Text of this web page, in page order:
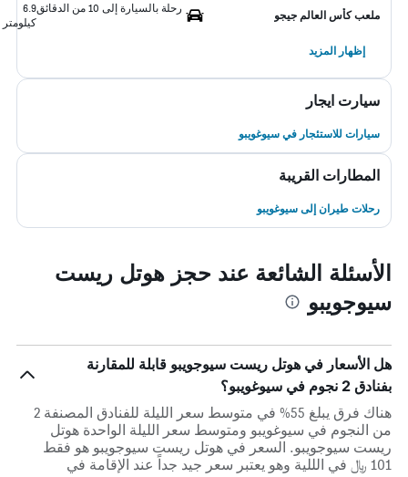
ملعب كأس العالم جيجو
رحلة بالسيارة إلى 10 من الدقائق
6.9
كيلومتر
إظهار المزيد
سيارت ايجار
سيارات للاستئجار في سيوغويبو
المطارات القريبة
رحلات طيران إلى سيوغويبو
الأسئلة الشائعة عند حجز هوتل ريست
سيوجويبو
هل الأسعار في هوتل ريست سيوجويبو قابلة للمقارنة
بفنادق 2 نجوم في سيوغويبو؟
هناك فرق يبلغ 55% في متوسط ​​سعر الليلة للفنادق المصنفة 2
من النجوم في سيوغويبو ومتوسط ​​سعر الليلة الواحدة هوتل
ريست سيوجويبو. السعر في هوتل ريست سيوجويبو هو فقط
101 ﷼ في الللية وهو يعتبر سعر جيد جداً عند الإقامة في